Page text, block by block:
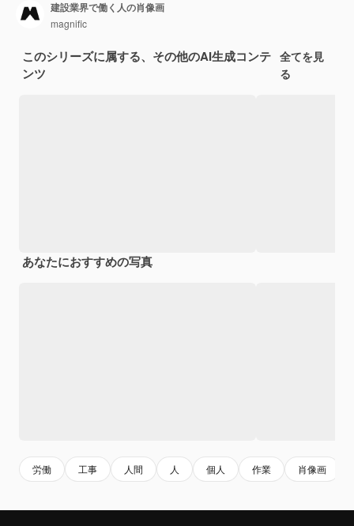
建設業界で働く人の肖像画
magnific
このシリーズに属する、その他のAI生成コンテ
ンツ
全てを見
る
あなたにおすすめの写真
労働 工事 人間 人 個人 作業 肖像画